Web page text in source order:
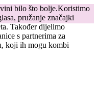
bilo što bolje.Koristimo
pružanje značajki
Također dijelimo
s partnerima za
koji ih mogu kombi